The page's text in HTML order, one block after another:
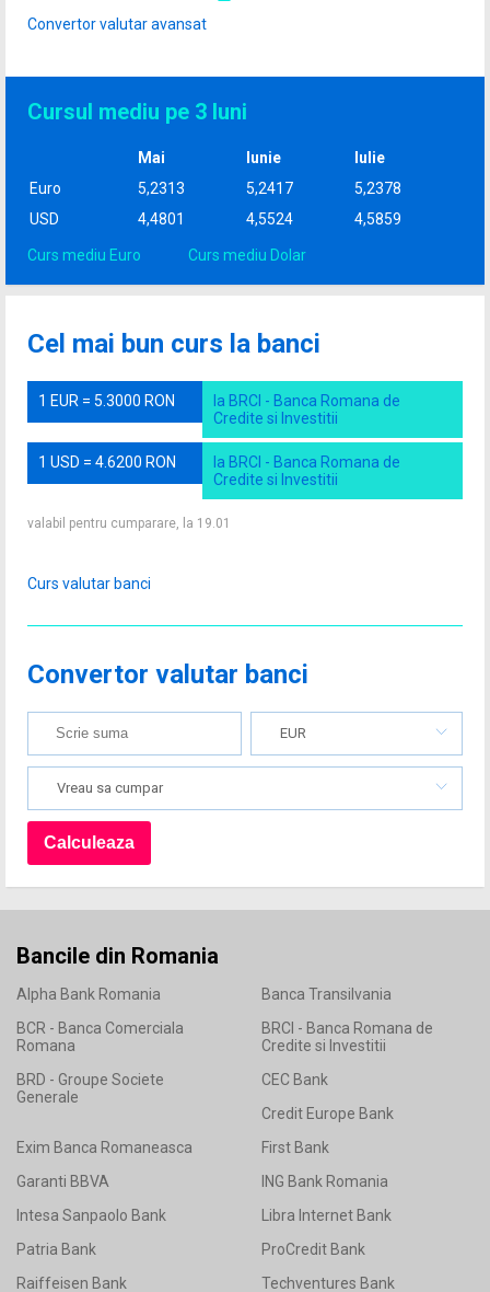
Convertor valutar avansat
Cursul mediu pe 3 luni
Mai Iunie
Iulie
Euro
5,2313 5,2417
5,2378
USD
4,4801 4,5524 4,5859
Curs mediu Euro Curs mediu Dolar
Cel mai bun curs la banci
1 EUR = 5.3000 RON
la BRCI - Banca Romana de
Credite si Investitii
1 USD = 4.6200 RON
la BRCI - Banca Romana de
Credite si Investitii
valabil pentru cumparare, la 19.01
Curs valutar banci
Convertor valutar banci
EUR
Vreau sa cumpar
Bancile din Romania
Alpha Bank Romania
Banca Transilvania
BCR - Banca Comerciala
Romana
BRCI - Banca Romana de
Credite si Investitii
BRD - Groupe Societe
Generale
CEC Bank
Credit Europe Bank
Exim Banca Romaneasca
First Bank
Garanti BBVA
ING Bank Romania
Intesa Sanpaolo Bank
Libra Internet Bank
Patria Bank
ProCredit Bank
Raiffeisen Bank
Techventures Bank